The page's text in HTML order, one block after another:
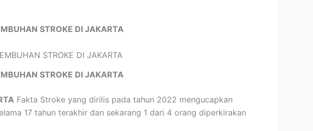
STROKE DI JAKARTA
STROKE DI JAKARTA
Fakta Stroke yang dirilis pada tahun 2022 mengucapkan
17 tahun terakhir dan sekarang 1 dari 4 orang diperkirakan